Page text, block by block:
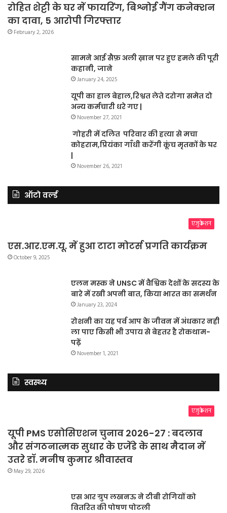
रोहित शेट्टी के घर में फायरिंग, बिश्नोई गैंग कनेक्शन
का दावा, 5 आरोपी गिरफ्तार
February 2, 2026
सामने आई सैफ़ अली ख़ान पर हुए हमले की पूरी
कहानी, जाने
January 24, 2025
यूपी का हाल बेहाल,रिश्वत लेते दरोगा समेत दो
अन्य कर्मचारी धरे गए |
November 27, 2021
गोहरी में दलित परिवार की हत्या से मचा
कोहराम,प्रियंका गाँधी करेंगी कूंच मृतकों के घर
|
November 26, 2021
ऑटो वर्ल्ड
एजुकेशन
एस.आर.एम.यू. में हुआ टाटा मोटर्स प्रगति कार्यक्रम
October 9, 2025
एलन मस्क ने UNSC में वैश्विक देशों के सदस्य के
बारे में रखी अपनी बात, किया भारत का समर्थन
January 23, 2024
रोशनी का यह पर्व आप के जीवन में अंधकार नहीं
ला पाए किसी भी उपाय से बेहतर है रोकथाम-
पढ़ें
November 1, 2021
स्वस्थ्य
एजुकेशन
यूपी PMS एसोसिएशन चुनाव 2026-27 : बदलाव
और संगठनात्मक सुधार के एजेंडे के साथ मैदान में
उतरे डॉ. मनीष कुमार श्रीवास्तव
May 29, 2026
एस आर ग्रुप लखनऊ ने टीबी रोगियों को
वितरित की पोषण पोटली